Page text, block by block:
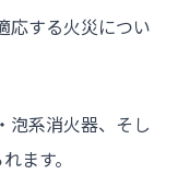
応する火災につい
泡系消火器、そし
ます。